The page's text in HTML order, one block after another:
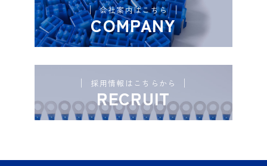
会社案内はこちら
COMPANY
採用情報はこちらから
RECRUIT